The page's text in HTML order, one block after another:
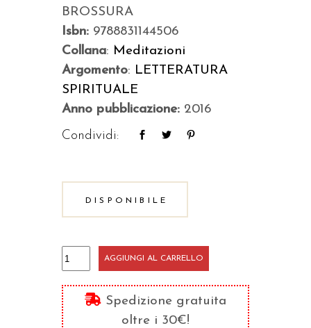
BROSSURA
Isbn: 9788831144506
Collana: Meditazioni
Argomento: LETTERATURA
SPIRITUALE
Anno pubblicazione: 2016
Condividi:
DISPONIBILE
Pensieri
sulla
misericordia
quantità
AGGIUNGI AL CARRELLO
Spedizione gratuita
oltre i 30€!